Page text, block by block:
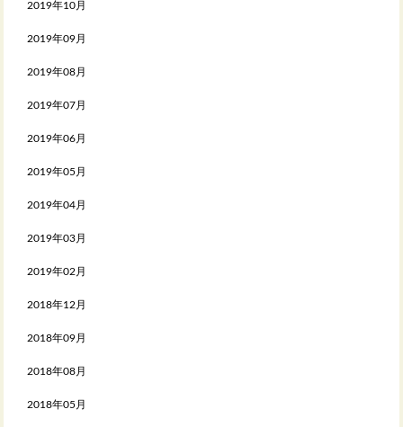
2019年10月
2019年09月
2019年08月
2019年07月
2019年06月
2019年05月
2019年04月
2019年03月
2019年02月
2018年12月
2018年09月
2018年08月
2018年05月